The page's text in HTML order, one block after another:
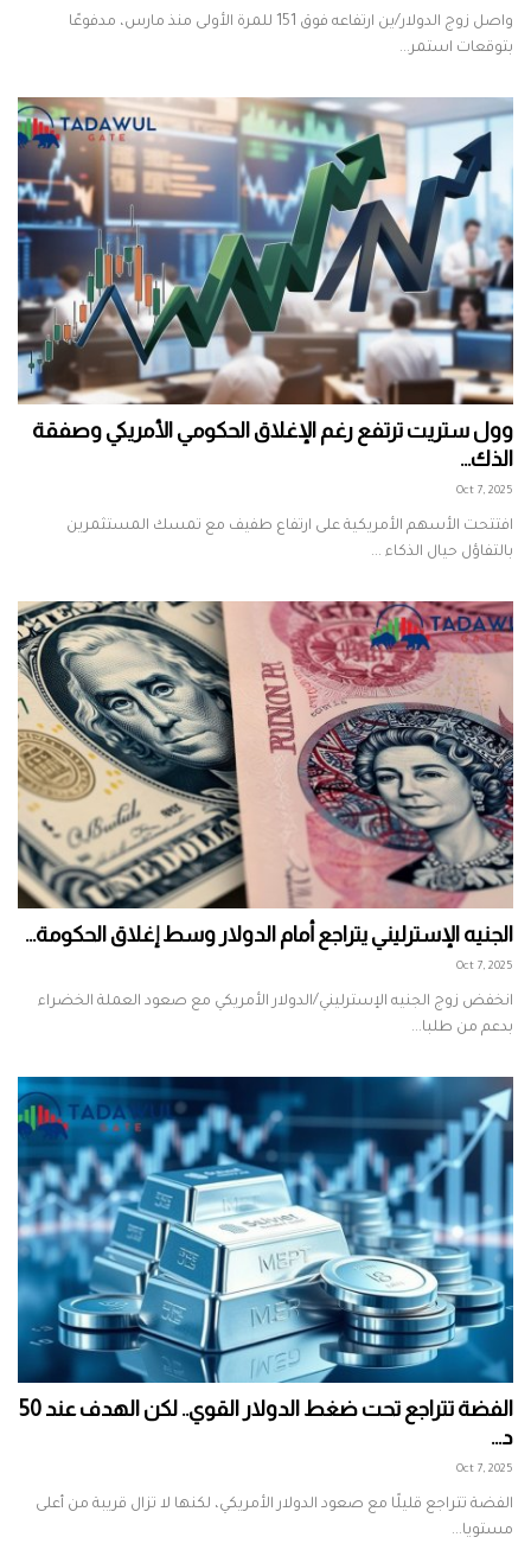
واصل زوج الدولار/ين ارتفاعه فوق 151 للمرة الأولى منذ مارس، مدفوعًا
بتوقعات استمر...
وول ستريت ترتفع رغم الإغلاق الحكومي الأمريكي وصفقة
الذك...
Oct 7, 2025
افتتحت الأسهم الأمريكية على ارتفاع طفيف مع تمسك المستثمرين
بالتفاؤل حيال الذكاء ...
الجنيه الإسترليني يتراجع أمام الدولار وسط إغلاق الحكومة...
Oct 7, 2025
انخفض زوج الجنيه الإسترليني/الدولار الأمريكي مع صعود العملة الخضراء
بدعم من طلبا...
الفضة تتراجع تحت ضغط الدولار القوي.. لكن الهدف عند 50
د...
Oct 7, 2025
الفضة تتراجع قليلًا مع صعود الدولار الأمريكي، لكنها لا تزال قريبة من أعلى
مستويا...